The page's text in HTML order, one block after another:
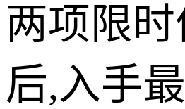
两项限
后,入手